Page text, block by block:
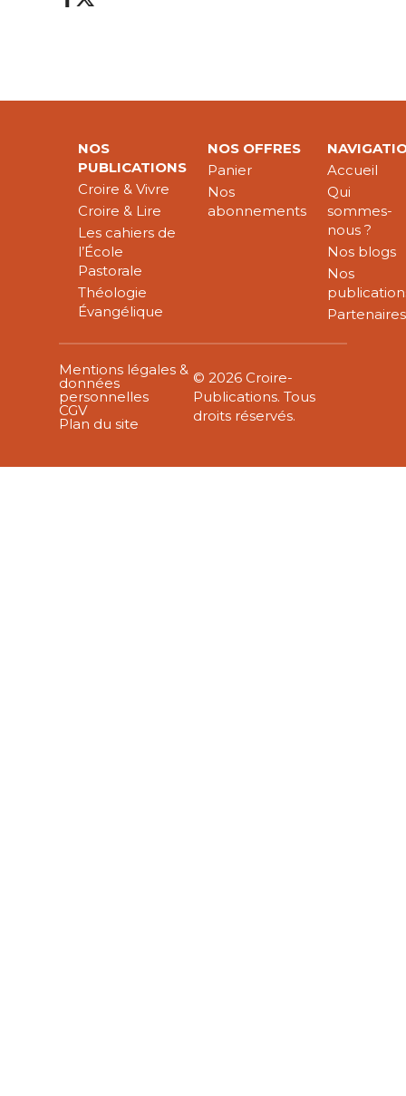
NOS
PUBLICATIONS
Croire & Vivre
Croire & Lire
Les cahiers de
l’École
Pastorale
Théologie
Évangélique
NOS OFFRES
Panier
Nos
abonnements
Accueil
Qui
sommes-
nous ?
Nos blogs
Nos
Partenaires
Mentions légales &
données
personnelles
CGV
Plan du site
© 2026 Croire-
Publications. Tous
droits réservés.